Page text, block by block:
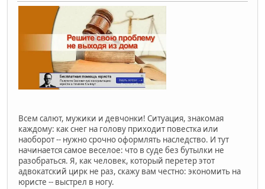
Всем салют, мужики и девчонки! Ситуация, знакомая
каждому: как снег на голову приходит повестка или
наоборот -- нужно срочно оформлять наследство. И тут
начинается самое веселое: что в суде без бутылки не
разобраться. Я, как человек, который перетер этот
адвокатский цирк не раз, скажу вам честно: экономить на
юристе -- выстрел в ногу.